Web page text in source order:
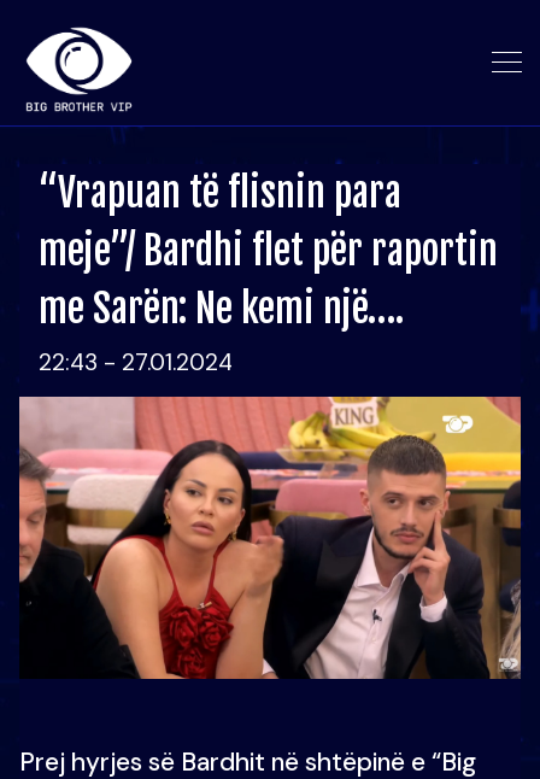
“Vrapuan të flisnin para
meje”/ Bardhi flet për raportin
me Sarën: Ne kemi një….
22:43 - 27.01.2024
Prej hyrjes së Bardhit në shtëpinë e “Big